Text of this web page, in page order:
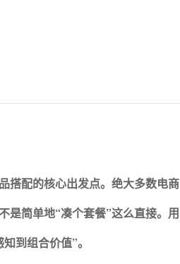
配的核心出发点。 绝大多数电商
是简单地“凑个套餐”这么直接。用
到组合价值”。